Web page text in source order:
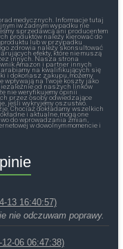
medycznych. Informacje tutaj
iw żadnym wypadku nie
sprzedawcą ani producentem
produktów należy kierować do
lub w przypadku
zdrowia należy skonsultować
efekty, które nie muszą
innych. Nasza strona
Amazon i partner innych
na kwalifikujących się
i dokonasz zakupu, możemy
na Twoje koszty jako
od naszych linków
nie weryfikujemy opinii
przez osoby odwiedzające
jeśli wykryjemy oszustwo.
Chociaż dokładamy wszelkich
i aktualne, mogą one
do wprowadzania zmian,
w dowolnym momencie i
13 16:40:57)
nie odczuwam poprawy.
12-06 06:47:38)